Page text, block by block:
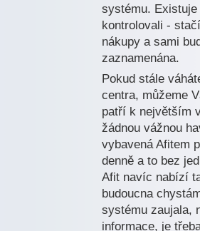
systému.
kontrolovali -
nákupy a sami
zaznamenána.
Pokud stále
centra, můžeme
patří k největším
žádnou vážnou
vybavená Afitem
denně a to bez
Afit navíc nabízí
budoucna
systému zaujala,
informace, je